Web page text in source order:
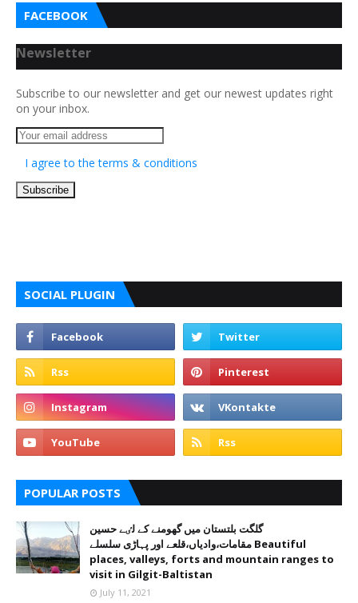
FACEBOOK
Newsletter
Subscribe to our newsletter and get our newest updates right
on your inbox.
I agree to the terms & conditions
SOCIAL PLUGIN
POPULAR POSTS
گلگت بلتستان میں گھومنے کے لٸے حسین
مقامات،وادیاں،قلعے اور پہاڑی سلسلے Beautiful
places, valleys, forts and mountain ranges to
visit in Gilgit-Baltistan
July 11, 2021